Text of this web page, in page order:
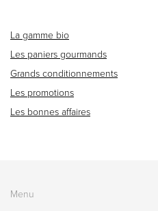
La gamme bio
Les paniers gourmands
Grands conditionnements
Les promotions
Les bonnes affaires
Menu